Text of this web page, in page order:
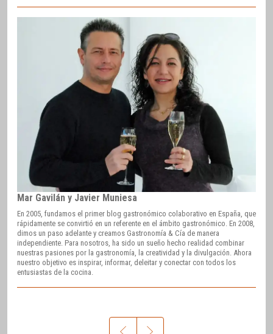
Mar Gavilán y Javier Muniesa
En 2005, fundamos el primer blog gastronómico colaborativo en España, que
rápidamente se convirtió en un referente en el ámbito gastronómico. En 2008,
dimos un paso adelante y creamos Gastronomía & Cía de manera
independiente. Para nosotros, ha sido un sueño hecho realidad combinar
nuestras pasiones por la gastronomía, la creatividad y la divulgación. Ahora
nuestro objetivo es inspirar, informar, deleitar y conectar con todos los
entusiastas de la cocina.